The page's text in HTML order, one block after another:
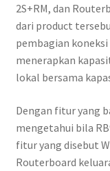
2S+RM, dan
dari product
pembagian
menerapkan
lokal bersama
Dengan fitur yang
mengetahui bila
fitur yang disebut
Routerboard